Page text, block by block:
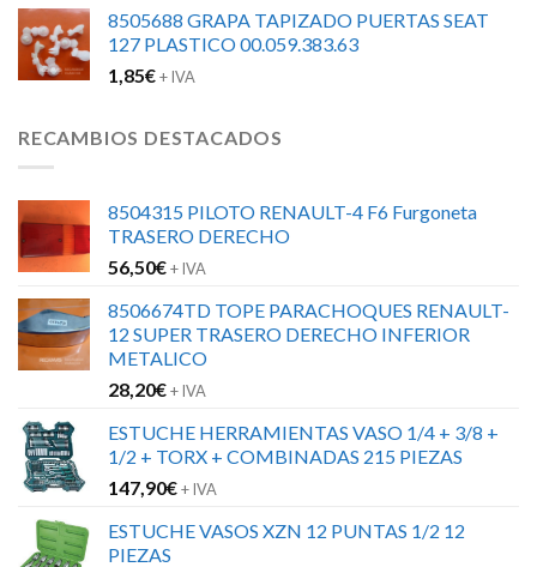
8505688 GRAPA TAPIZADO PUERTAS SEAT
127 PLASTICO 00.059.383.63
1,85€+ IVA
RECAMBIOS DESTACADOS
8504315 PILOTO RENAULT-4 F6 Furgoneta
TRASERO DERECHO
56,50€+ IVA
8506674TD TOPE PARACHOQUES RENAULT-
12 SUPER TRASERO DERECHO INFERIOR
METALICO
28,20€+ IVA
ESTUCHE HERRAMIENTAS VASO 1/4 + 3/8 +
1/2 + TORX + COMBINADAS 215 PIEZAS
147,90€+ IVA
ESTUCHE VASOS XZN 12 PUNTAS 1/2 12
PIEZAS